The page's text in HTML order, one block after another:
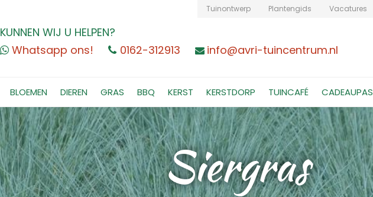
Siergras
KUNNEN WIJ U HELPEN?
Whatsapp ons!
0162-312913 info@avri-tuincentrum.nl
Tuinontwerp Plantengids Vacatures
BLOEMEN DIEREN GRAS BBQ KERST KERSTDORP TUINCAFÉ CADEAUPAS